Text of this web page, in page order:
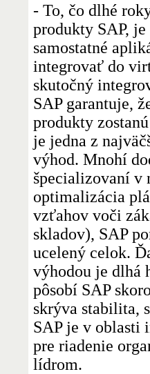
- To, čo dlhé
produkty SAP,
samostatné
integrovať do
skutočný
SAP garantuje,
produkty
je jedna z
výhod. Mnohí
špecializovaní v
optimalizácia
vzťahov voči
skladov), SAP
ucelený celok.
výhodou je dlhá
pôsobí SAP
skrýva stabilita,
SAP je v oblasti
pre riadenie
lídrom.